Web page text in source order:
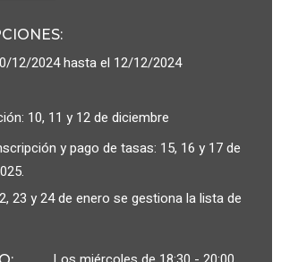
:
12/2024 hasta el 12/12/2024
10, 11 y 12 de diciembre
y pago de tasas: 15, 16 y 17 de
23 y 24 de enero se gestiona la lista de